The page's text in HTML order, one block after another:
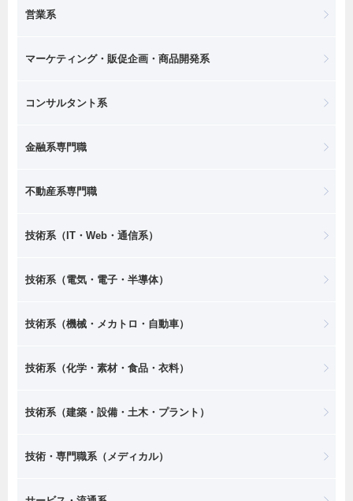
営業系
マーケティング・販促企画・商品開発系
コンサルタント系
金融系専門職
不動産系専門職
技術系（IT・Web・通信系）
技術系（電気・電子・半導体）
技術系（機械・メカトロ・自動車）
技術系（化学・素材・食品・衣料）
技術系（建築・設備・土木・プラント）
技術・専門職系（メディカル）